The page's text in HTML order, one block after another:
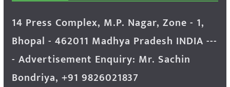
14 Press Complex, M.P. Nagar, Zone - 1,
Bhopal - 462011 Madhya Pradesh INDIA ---
- Advertisement Enquiry: Mr. Sachin
Bondriya, +91 9826021837